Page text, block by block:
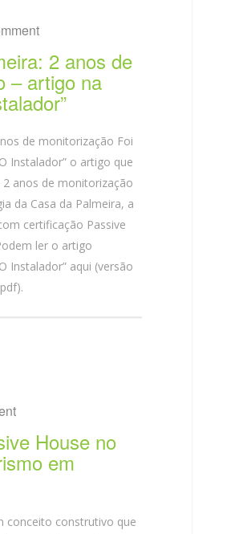
2 anos de
– artigo na
de monitorização Foi
Instalador” o artigo que
anos de monitorização
da Casa da Palmeira, a
certificação Passive
ler o artigo
Instalador” aqui (versão
House no
em
conceito construtivo que